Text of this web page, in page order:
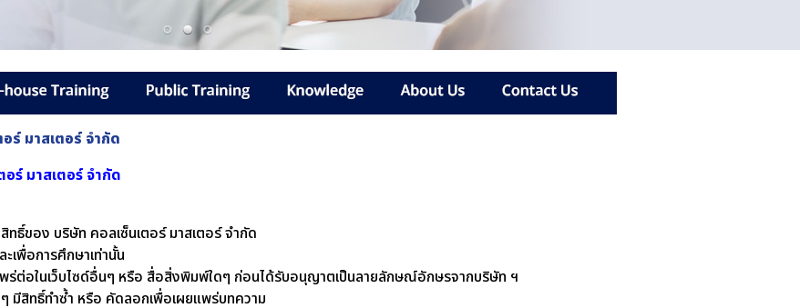
ร์ มาสเตอร์ จำกัด
อร์ มาสเตอร์ จำกัด
ทธิ์ของ บริษัท คอลเซ็นเตอร์ มาสเตอร์ จำกัด
เพื่อการศึกษาเท่านั้น
พร่ต่อในเว็บไซด์อื่นๆ หรือ สื่อสิ่งพิมพ์ใดๆ ก่อนได้รับอนุญาตเป็นลายลักษณ์อักษรจากบริษัท ฯ
มีสิทธิ์ทำซ้ำ หรือ คัดลอกเพื่อเผยแพร่บทความ